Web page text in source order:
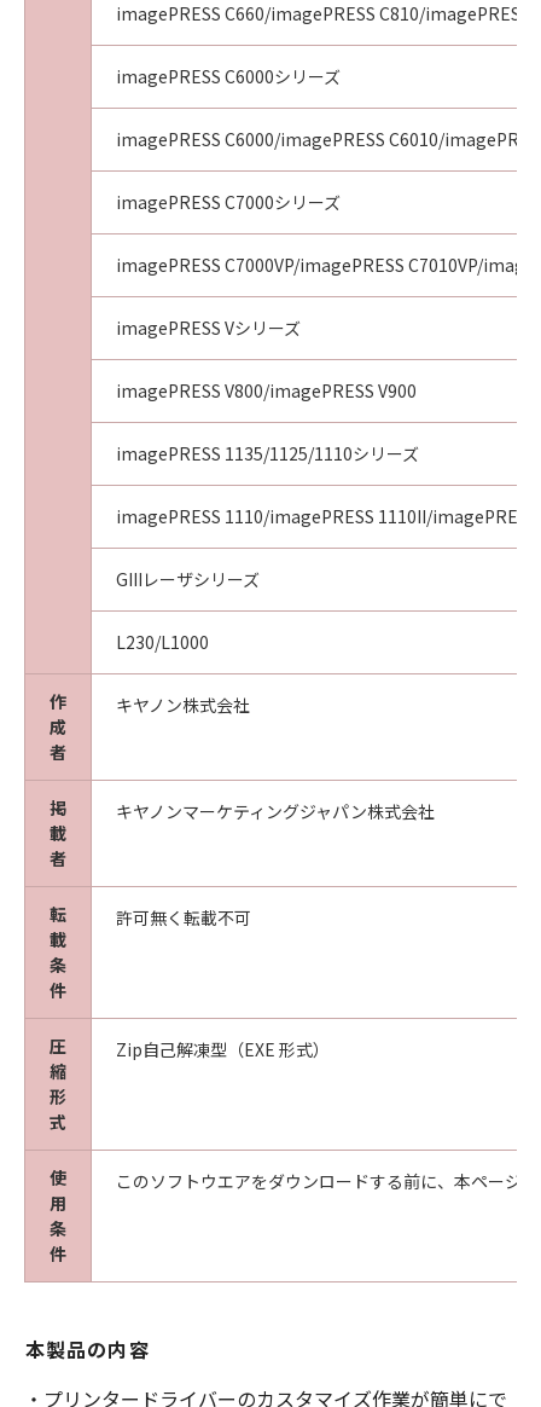
imagePRESS C660/imagePRESS C810/imagePRESS
imagePRESS C6000シリーズ
imagePRESS C6000/imagePRESS C6010/
imagePRESS C7000シリーズ
imagePRESS C7000VP/imagePRESS C7010VP/
imagePRESS Vシリーズ
imagePRESS V800/imagePRESS V900
imagePRESS 1135/1125/1110シリーズ
imagePRESS 1110/imagePRESS 1110II/
GIIIレーザシリーズ
L230/L1000
作
成
者
キヤノン株式会社
掲
載
者
キヤノンマーケティングジャパン株式会社
転
載
条
件
許可無く転載不可
圧
縮
形
式
Zip自己解凍型（EXE 形式）
使
用
条
件
このソフトウエアをダウンロードする前に、本ページ
本製品の内容
・プリンタードライバーのカスタマイズ作業が簡単にで